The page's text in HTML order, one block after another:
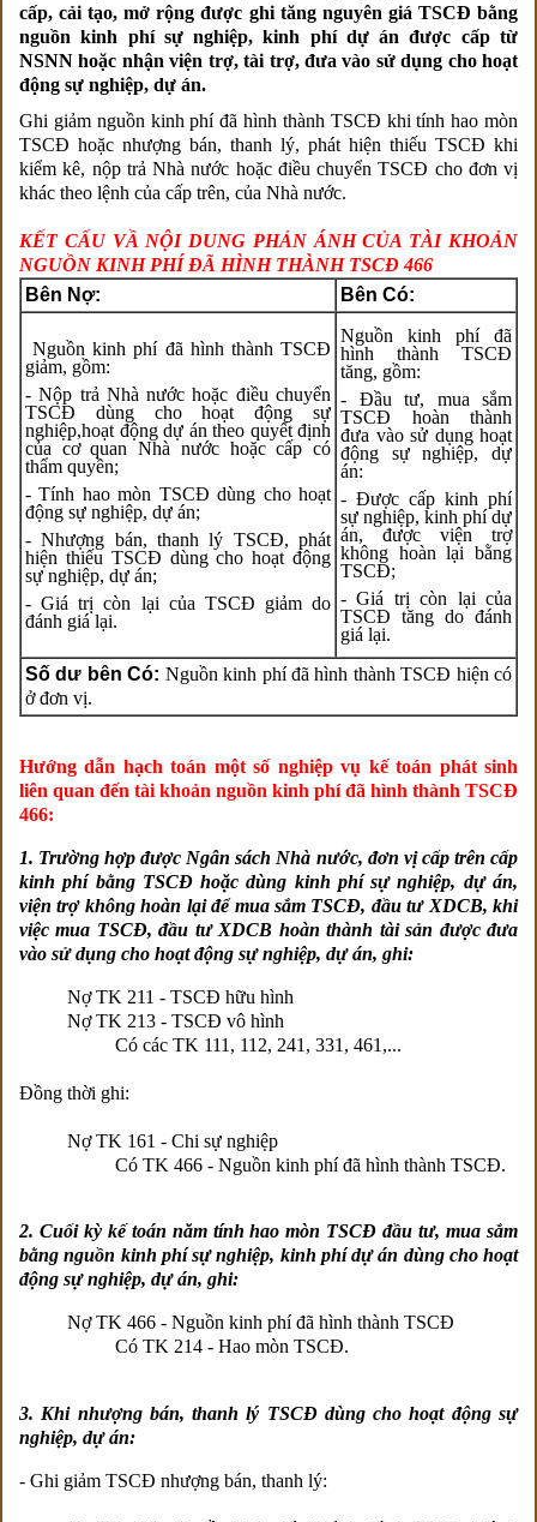
cấp, cải tạo, mở rộng được ghi tăng nguyên giá TSCĐ bằng
nguồn kinh phí sự nghiệp, kinh phí dự án được cấp từ
NSNN hoặc nhận viện trợ, tài trợ, đưa vào sử dụng cho hoạt
động sự nghiệp, dự án.
Ghi giảm nguồn kinh phí đã hình thành TSCĐ khi tính hao mòn
TSCĐ hoặc nhượng bán, thanh lý, phát hiện thiếu TSCĐ khi
kiểm kê, nộp trả Nhà nước hoặc điều chuyển TSCĐ cho đơn vị
khác theo lệnh của cấp trên, của Nhà nước.
KẾT CẤU VẦ NỘI DUNG PHẢN ÁNH CỦA TÀI KHOẢN
NGUỒN KINH PHÍ ĐÃ HÌNH THÀNH TSCĐ 466
Bên Nợ:
Bên Có:
Nguồn kinh phí đã hình thành TSCĐ
giảm, gồm:
- Nộp trả Nhà nước hoặc điều chuyển
TSCĐ dùng cho hoạt động sự
nghiệp,hoạt động dự án theo quyết định
của cơ quan Nhà nước hoặc cấp có
thẩm quyền;
- Tính hao mòn TSCĐ dùng cho hoạt
động sự nghiệp, dự án;
- Nhượng bán, thanh lý TSCĐ, phát
hiện thiếu TSCĐ dùng cho hoạt động
sự nghiệp, dự án;
- Giá trị còn lại của TSCĐ giảm do
đánh giá lại.
Nguồn kinh phí đã
hình thành TSCĐ
tăng, gồm:
- Đầu tư, mua sắm
TSCĐ hoàn thành
đưa vào sử dụng hoạt
động sự nghiệp, dự
án:
- Được cấp kinh phí
sự nghiệp, kinh phí dự
án, được viện trợ
không hoàn lại bằng
TSCĐ;
- Giá trị còn lại của
TSCĐ tăng do đánh
giá lại.
Số dư bên Có: Nguồn kinh phí đã hình thành TSCĐ hiện có
ở đơn vị.
Hướng dẫn hạch toán một số nghiệp vụ kế toán phát sinh
liên quan đến tài khoản nguồn kinh phí đã hình thành TSCĐ
466:
1. Trường hợp được Ngân sách Nhà nước, đơn vị cấp trên cấp
kinh phí bằng TSCĐ hoặc dùng kinh phí sự nghiệp, dự án,
viện trợ không hoàn lại để mua sắm TSCĐ, đầu tư XDCB, khi
việc mua TSCĐ, đầu tư XDCB hoàn thành tài sản được đưa
vào sử dụng cho hoạt động sự nghiệp, dự án, ghi:
Nợ TK 211 - TSCĐ hữu hình
Nợ TK 213 - TSCĐ vô hình
Có các TK 111, 112, 241, 331, 461,...
Đồng thời ghi:
Nợ TK 161 - Chi sự nghiệp
Có TK 466 - Nguồn kinh phí đã hình thành TSCĐ.
2. Cuối kỳ kế toán năm tính hao mòn TSCĐ đầu tư, mua sắm
bằng nguồn kinh phí sự nghiệp, kinh phí dự án dùng cho hoạt
động sự nghiệp, dự án, ghi:
Nợ TK 466 - Nguồn kinh phí đã hình thành TSCĐ
Có TK 214 - Hao mòn TSCĐ.
3. Khi nhượng bán, thanh lý TSCĐ dùng cho hoạt động sự
nghiệp, dự án:
- Ghi giảm TSCĐ nhượng bán, thanh lý: